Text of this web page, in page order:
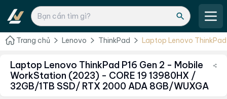
Trang chủ Lenovo ThinkPad
Laptop Lenovo
Laptop Lenovo ThinkPad P16 Gen 2 - Mobile
WorkStation (2023) - CORE 19 13980HX /
32GB/1TB SSD/ RTX 2000 ADA 8GB/WUXGA